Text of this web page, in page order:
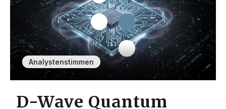
Analystenstimmen
D-Wave Quantum